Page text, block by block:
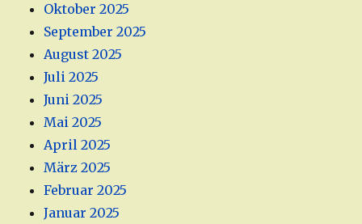
Oktober 2025
September 2025
August 2025
Juli 2025
Juni 2025
Mai 2025
April 2025
März 2025
Februar 2025
Januar 2025